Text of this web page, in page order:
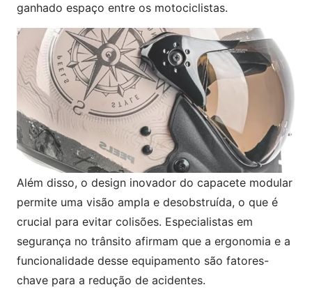
ganhado espaço entre os motociclistas.
Além disso, o design inovador do capacete modular
permite uma visão ampla e desobstruída, o que é
crucial para evitar colisões. Especialistas em
segurança no trânsito afirmam que a ergonomia e a
funcionalidade desse equipamento são fatores-
chave para a redução de acidentes.